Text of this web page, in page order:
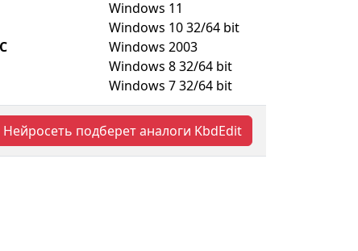
Windows 11
Windows 10 32/64 bit
Windows 2003
Windows 8 32/64 bit
Windows 7 32/64 bit
Нейросеть подберет аналоги KbdEdit